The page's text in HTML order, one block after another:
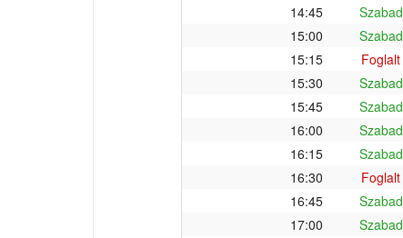
14:45
Szabad
15:00
Szabad
15:15
Foglalt
15:30
Szabad
15:45
Szabad
16:00
Szabad
16:15
Szabad
16:30
Foglalt
16:45
Szabad
17:00
Szabad